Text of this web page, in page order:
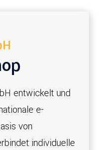
entwickelt und
e-
von
individuelle